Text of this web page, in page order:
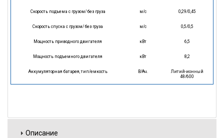
Скорость подъема с грузом/ без груза м/с 0,29/0,45
Скорость спуска с грузом/ без груза м/с 0,5/0,5
Мощность приводного двигателя кВт 6,5
Мощность подъемного двигателя кВт 8,2
Аккумуляторная батарея, тип/емкость В/Ач.
Литий-ионный
48/600
Описание